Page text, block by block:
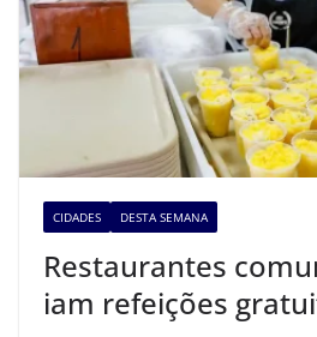
CIDADES DESTA SEMANA
Restaurantes
iam refeições